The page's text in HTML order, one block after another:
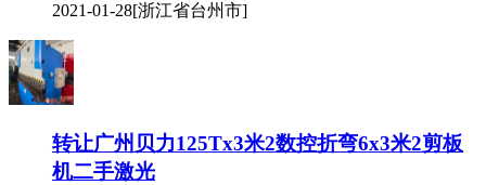
2021-01-28[浙江省台州市]
转让广州贝力125Tx3米2数控折弯6x3米2剪板
机二手激光